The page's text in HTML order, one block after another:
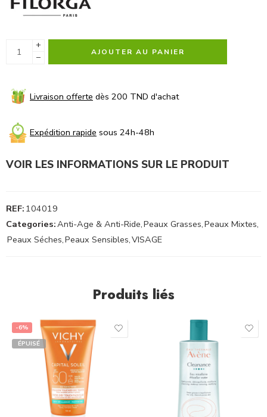
+
−
AJOUTER AU PANIER
Livraison offerte dès 200 TND d'achat
Expédition rapide sous 24h-48h
VOIR LES INFORMATIONS SUR LE PRODUIT
REF: 104019
Categories:Anti-Age & Anti-Ride,Peaux Grasses,Peaux Mixtes,
Peaux Séches,Peaux Sensibles,VISAGE
Produits liés
-6%
ÉPUISÉ